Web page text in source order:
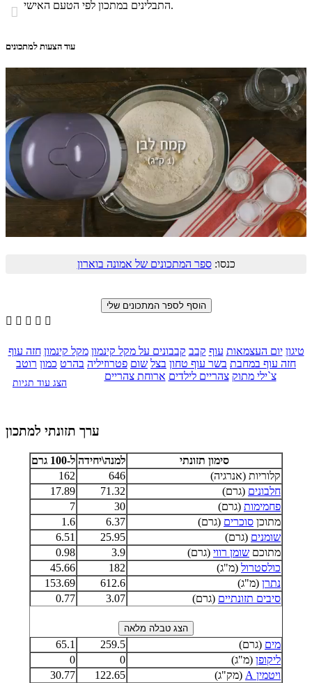
 התבלינים במתכון לפי הטעם האישי.
עוד הצעות למתכונים
כנסו:ספר המתכונים של אמונה בוארון
    
טיגון יום העצמאות עוף קבב קבבונים על מקל קינמון מקל קינמון חזה עוף
חזה עוף במחבת בשר עוף טחון בצל שום פטרוזיליה בהרט כמון רוטב
צ`ילי מתוק צהריים לילדים ארוחת צהריים
הצג עוד תגיות
ערך תזונתי למתכון
סימון תזונתי למנה\יחידה ל-100 גרם
קלוריות (אנרגיה)
646
162
חלבונים (גרם) 71.32
17.89
פחמימות (גרם) 30
7
מתוכן סוכרים (גרם) 6.37
1.6
שומנים (גרם) 25.95
6.51
מתוכם שומן רווי (גרם) 3.9
0.98
כולסטרול (מ"ג) 182
45.66
נתרן (מ"ג) 612.6
153.69
סיבים תזונתיים (גרם) 3.07
0.77
מים (גרם) 259.5
65.1
ליקופן (מ"ג) 0
0
ויטמין A
(מק"ג) 122.65
30.77